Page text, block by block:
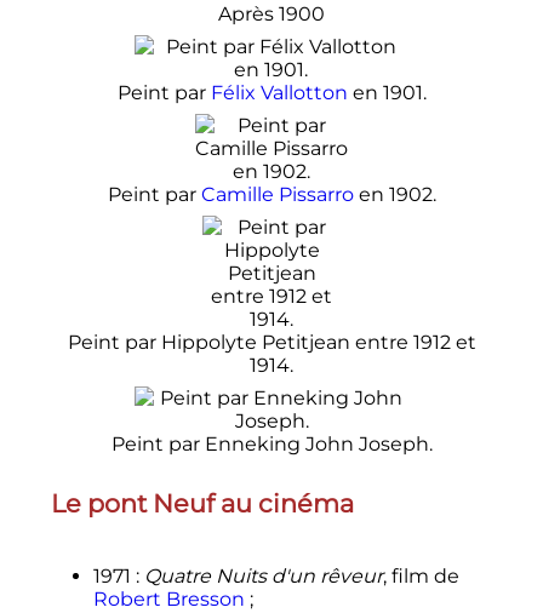
Après 1900
Peint par Félix Vallotton en 1901.
Peint par Camille Pissarroen 1902.
Peint par Hippolyte Petitjean entre 1912 et
1914.
Peint par Enneking John Joseph.
Le pont Neuf au cinéma
1971 : Quatre Nuits d'un rêveur, film de
Robert Bresson ;